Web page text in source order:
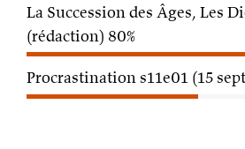
La Succession des Âges, Les
(rédaction) 80%
Procrastination s11e01 (15